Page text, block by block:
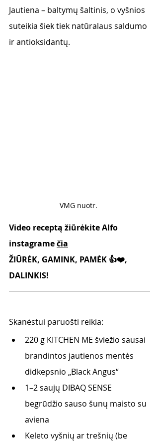
Jautiena – baltymų šaltinis, o vyšnios
suteikia šiek tiek natūralaus saldumo
ir antioksidantų.
VMG nuotr.
Video receptą žiūrėkite Alfo
instagrame čia
ŽIŪRĖK, GAMINK, PAMĖK 👍❤️,
DALINKIS!
Skanėstui paruošti reikia:
220 g KITCHEN ME šviežio sausai
brandintos jautienos mentės
didkepsnio „Black Angus“
1–2 saujų DIBAQ SENSE
begrūdžio sauso šunų maisto su
aviena
Keleto vyšnių ar trešnių (be